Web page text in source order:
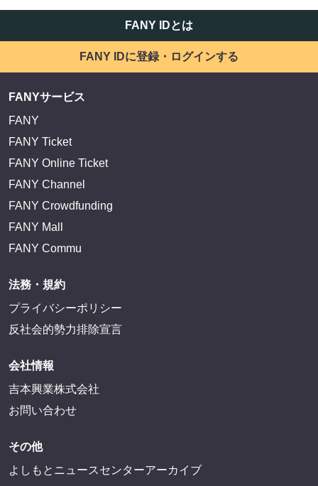
FANY IDとは
FANY IDに登録・ログインする
FANYサービス
FANY
FANY Ticket
FANY Online Ticket
FANY Channel
FANY Crowdfunding
FANY Mall
FANY Commu
法務・規約
プライバシーポリシー
反社会的勢力排除宣言
会社情報
吉本興業株式会社
お問い合わせ
その他
よしもとニュースセンターアーカイブ